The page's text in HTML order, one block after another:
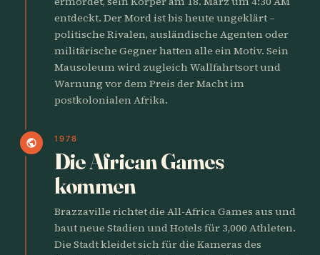
entdeckt. Der Mord ist bis heute ungeklärt –
politische Rivalen, ausländische Agenten oder
militärische Gegner hatten alle ein Motiv. Sein
Mausoleum wird zugleich Wallfahrtsort und
Warnung vor dem Preis der Macht im
postkolonialen Afrika.
public 1978
Die African Games
kommen
Brazzaville richtet die All-Africa Games aus und
baut neue Stadien und Hotels für 3,000 Athleten.
Die Stadt kleidet sich für die Kameras des